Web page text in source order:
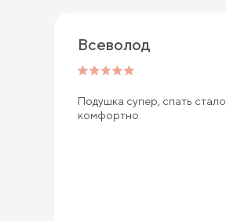
Всеволод
Подушка супер, спать стало
комфортно.